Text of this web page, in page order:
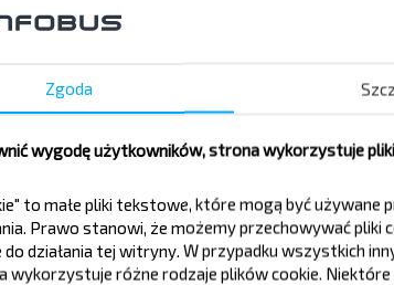
Minsk
Zgoda
wygodę użytkowników, strona wykorzystuje
to małe pliki tekstowe, które mogą być
Prawo stanowi, że możemy przechowywać pliki
do działania tej witryny. W przypadku wszystkich
wykorzystuje różne rodzaje plików cookie.